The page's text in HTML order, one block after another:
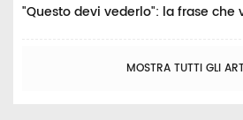
"Questo devi vederlo": la frase
MOSTRA TUTTI GLI